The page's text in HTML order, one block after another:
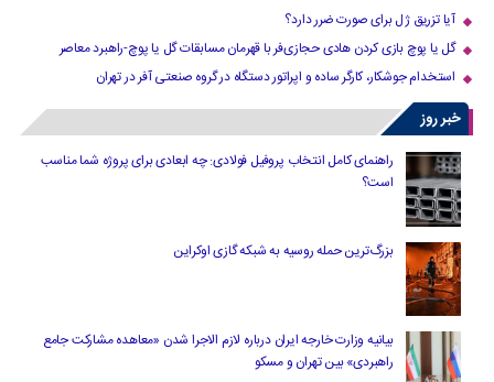
آیا تزریق ژل برای صورت ضرر دارد​؟
گل یا پوچ بازی کردن هادی حجازی‌فر با قهرمان مسابقات گل یا پوچ-راهبرد معاصر
استخدام جوشکار، کارگر ساده و اپراتور دستگاه در گروه صنعتی آفر در تهران
خبر روز
راهنمای کامل انتخاب پروفیل فولادی: چه ابعادی برای پروژه شما مناسب
است؟
بزرگ‌ترین حمله روسیه به شبکه گازی اوکراین
بیانیه وزارت خارجه ایران درباره لازم‌ الاجرا شدن «معاهده مشارکت جامع
راهبردی» بین تهران و مسکو